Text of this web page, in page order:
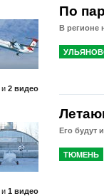
и 2 видео
По
В регионе
и 1 видео
Его будут
ТЮМЕНЬ